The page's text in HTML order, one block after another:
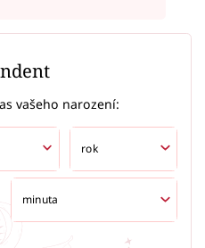
vašeho narození: